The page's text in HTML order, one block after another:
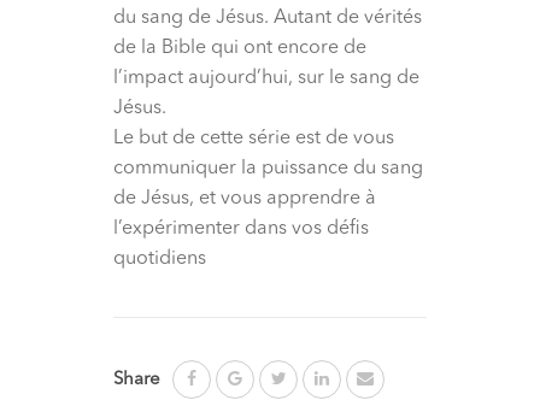
du sang de Jésus. Autant de vérités
de la Bible qui ont encore de
l’impact aujourd’hui, sur le sang de
Jésus.
Le but de cette série est de vous
communiquer la puissance du sang
de Jésus, et vous apprendre à
l’expérimenter dans vos défis
quotidiens
Share